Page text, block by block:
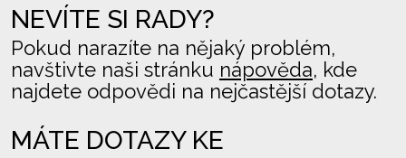
NEVÍTE SI RADY?
Pokud narazíte na nějaký problém,
navštivte naši stránku nápověda, kde
najdete odpovědi na nejčastější dotazy.
MÁTE DOTAZY KE